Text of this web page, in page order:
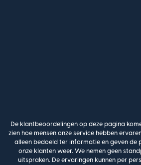
De klantbeoordelingen op deze pagina
zien hoe mensen onze service hebben
alleen bedoeld ter informatie en geven de
onze klanten weer. We nemen geen
uitspraken. De ervaringen kunnen per